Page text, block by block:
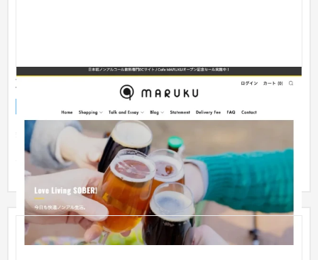
東京都 | ノンアルコール飲料専門店 | ECサイト制作
美味しい国内外のノンアルコール飲料を扱うEC制作を担当。ク
ライアント様自身の過去には毎日飲んでいたお酒を控えシラフ
で生きる...